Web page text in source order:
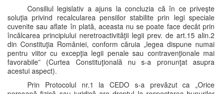
Consiliul legislativ a ajuns la concluzia că în ce priveşte
soluţia privind recalcularea pensiilor stabilite prin legi speciale
cuvenite sau aflate în plată, aceasta nu se poate face decât prin
încălcarea principiului neretroactivităţii legii prev. de art.15 alin.2
din Constituţia României, conform căruia „legea dispune numai
pentru viitor cu excepţia legii penale sau contravenţionale mai
favorabile” (Curtea Constituţională nu s-a pronunţat asupra
acestui aspect).
Prin Protocolul nr.1 la CEDO s-a prevăzut ca „Orice